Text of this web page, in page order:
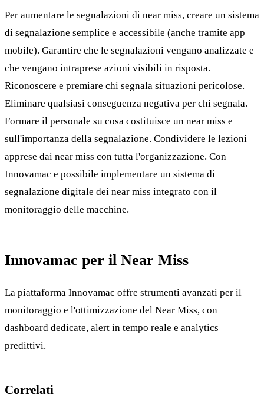
Per aumentare le segnalazioni di near miss, creare un sistema
di segnalazione semplice e accessibile (anche tramite app
mobile). Garantire che le segnalazioni vengano analizzate e
che vengano intraprese azioni visibili in risposta.
Riconoscere e premiare chi segnala situazioni pericolose.
Eliminare qualsiasi conseguenza negativa per chi segnala.
Formare il personale su cosa costituisce un near miss e
sull'importanza della segnalazione. Condividere le lezioni
apprese dai near miss con tutta l'organizzazione. Con
Innovamac e possibile implementare un sistema di
segnalazione digitale dei near miss integrato con il
monitoraggio delle macchine.
Innovamac per il Near Miss
La piattaforma Innovamac offre strumenti avanzati per il
monitoraggio e l'ottimizzazione del Near Miss, con
dashboard dedicate, alert in tempo reale e analytics
predittivi.
Correlati